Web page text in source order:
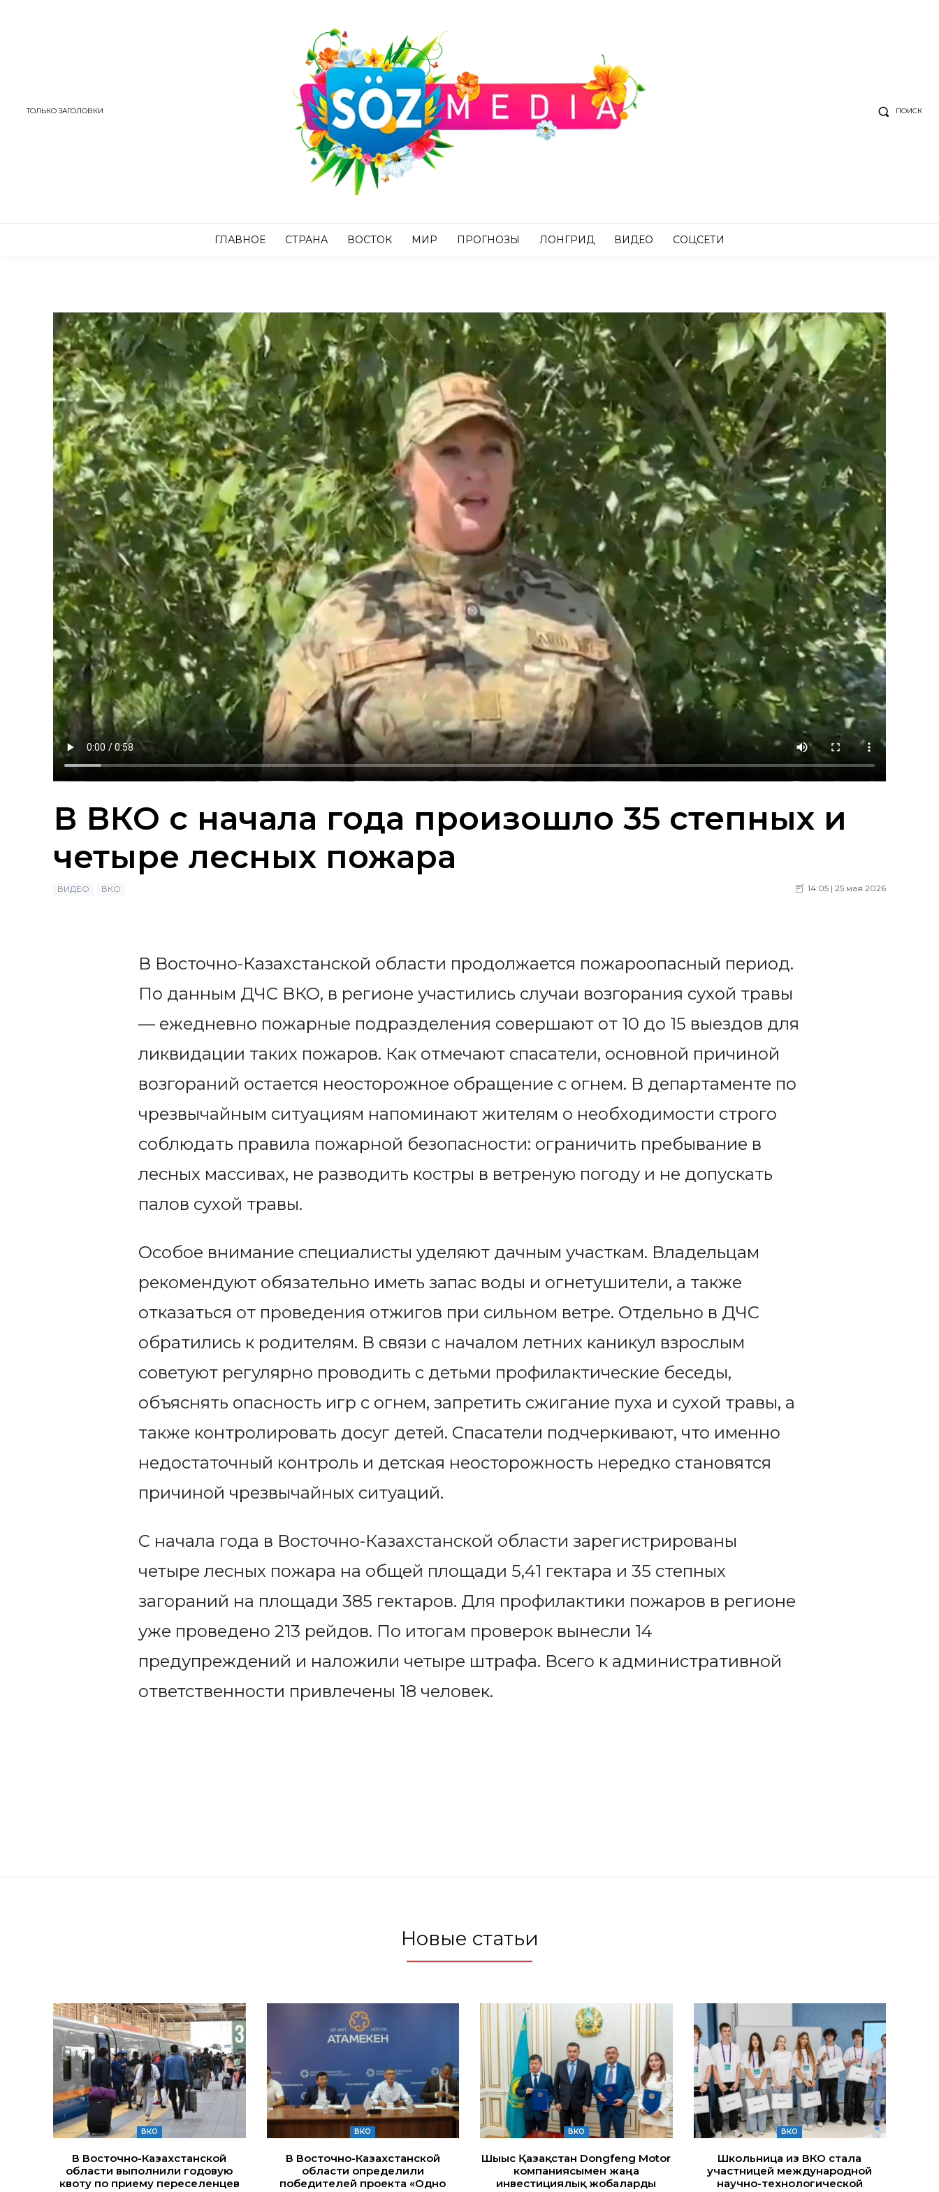
ТОЛЬКО ЗАГОЛОВКИ ПОИСК
ГЛАВНОЕ СТРАНА ВОСТОК МИР ПРОГНОЗЫ ЛОНГРИД ВИДЕО СОЦСЕТИ
В ВКО с начала года произошло 35 степных и
четыре лесных пожара
ВИДЕО ВКО 14:05 | 25 мая 2026
В Восточно-Казахстанской области продолжается пожароопасный период.
По данным ДЧС ВКО, в регионе участились случаи возгорания сухой травы
— ежедневно пожарные подразделения совершают от 10 до 15 выездов для
ликвидации таких пожаров. Как отмечают спасатели, основной причиной
возгораний остается неосторожное обращение с огнем. В департаменте по
чрезвычайным ситуациям напоминают жителям о необходимости строго
соблюдать правила пожарной безопасности: ограничить пребывание в
лесных массивах, не разводить костры в ветреную погоду и не допускать
палов сухой травы.
Особое внимание специалисты уделяют дачным участкам. Владельцам
рекомендуют обязательно иметь запас воды и огнетушители, а также
отказаться от проведения отжигов при сильном ветре. Отдельно в ДЧС
обратились к родителям. В связи с началом летних каникул взрослым
советуют регулярно проводить с детьми профилактические беседы,
объяснять опасность игр с огнем, запретить сжигание пуха и сухой травы, а
также контролировать досуг детей. Спасатели подчеркивают, что именно
недостаточный контроль и детская неосторожность нередко становятся
причиной чрезвычайных ситуаций.
С начала года в Восточно-Казахстанской области зарегистрированы
четыре лесных пожара на общей площади 5,41 гектара и 35 степных
загораний на площади 385 гектаров. Для профилактики пожаров в регионе
уже проведено 213 рейдов. По итогам проверок вынесли 14
предупреждений и наложили четыре штрафа. Всего к административной
ответственности привлечены 18 человек.
Новые статьи
ВКО
В Восточно-Казахстанской
области выполнили годовую
квоту по приему переселенцев
ВКО
В Восточно-Казахстанской
области определили
победителей проекта «Одно
ВКО
Шығыс Қазақстан Dongfeng Motor
компаниясымен жаңа
инвестициялық жобаларды
ВКО
Школьница из ВКО стала
участницей международной
научно-технологической